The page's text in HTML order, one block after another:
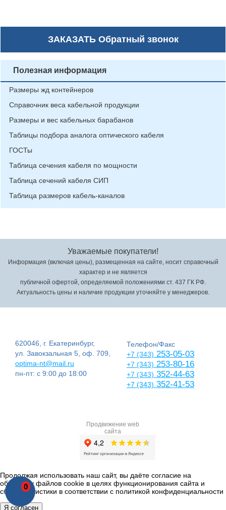
ЗАКАЗАТЬОбратный звонок
0
Полезная информация
Размеры жд контейнеров
Справочник веса кабельной продукции
Размеры и вес кабельных барабанов
Таблицы подбора аналога оптического кабеля
ГОСТы
Таблица сечения кабеля по мощности
Таблица сечений кабеля СИП
Таблица размеров кабель-каналов
Уважаемые покупатели!
Информация (включая цены), размещенная на сайте, носит справочный
характер и не является
публичной офертой, определяемой положениями ст. 437 ГК РФ.
Актуальность цены и наличие продукции уточняйте у менеджеров.
620046, г. Екатеринбург,
ул. Завокзальная 5, оф. 709,
optima-nt@mail.ru
пн-пт: с 9:00 до 18:00
Телефон/Факс
+7 (343) 253-05-03
+7 (343) 253-80-16
+7 (343) 352-44-63
+7 (343) 352-41-53
Продвижение web
сайта
Продолжая использовать наш сайт, вы даёте согласие на
обработку файлов cookie в целях функционирования сайта и
сбора статистики в соответствии с политикой конфиденциальности
Я согласен